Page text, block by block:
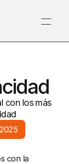
con los más
con la